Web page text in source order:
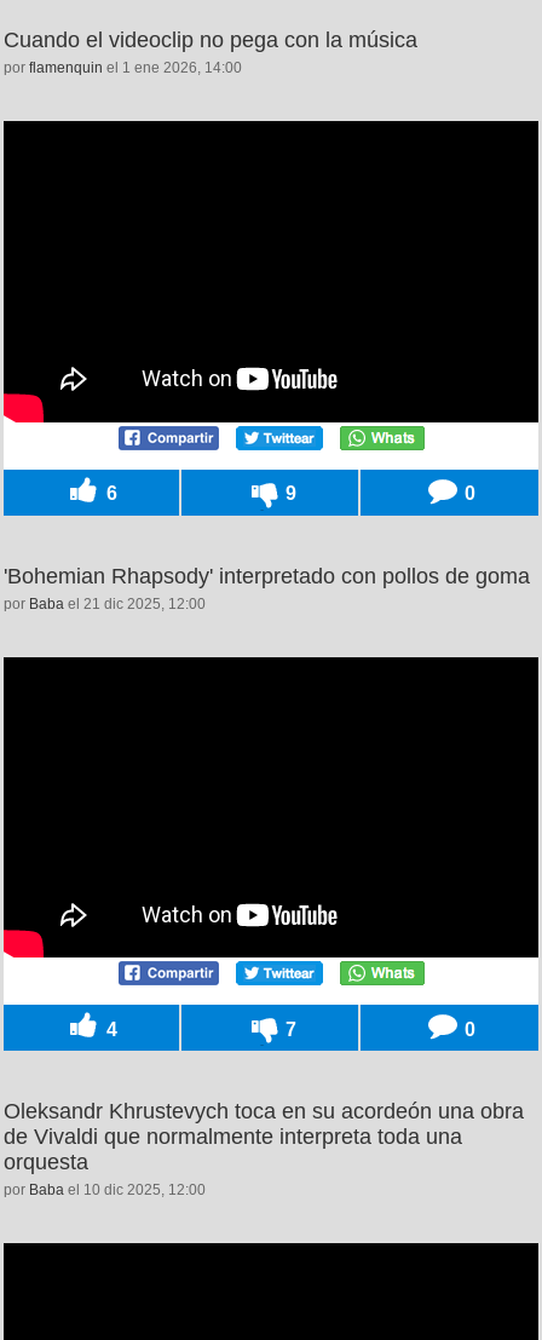
Cuando el videoclip no pega con la música
por flamenquin el 1 ene 2026, 14:00
6 9 0
'Bohemian Rhapsody' interpretado con pollos de goma
por Baba el 21 dic 2025, 12:00
4 7 0
Oleksandr Khrustevych toca en su acordeón una obra
de Vivaldi que normalmente interpreta toda una
orquesta
por Baba el 10 dic 2025, 12:00